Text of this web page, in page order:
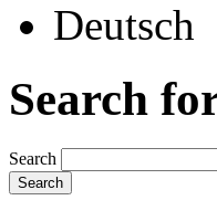
Deutsch
Search
Search